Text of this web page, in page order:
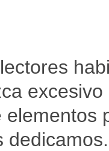
elementos